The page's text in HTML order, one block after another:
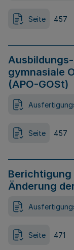
Seite 457
gymnasiale
(APO-GOSt)
Seite 457
Berichtigung
Änderung
Seite 471